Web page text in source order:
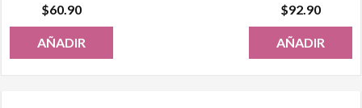
$92.90
AÑADIR
$60.90
AÑADIR